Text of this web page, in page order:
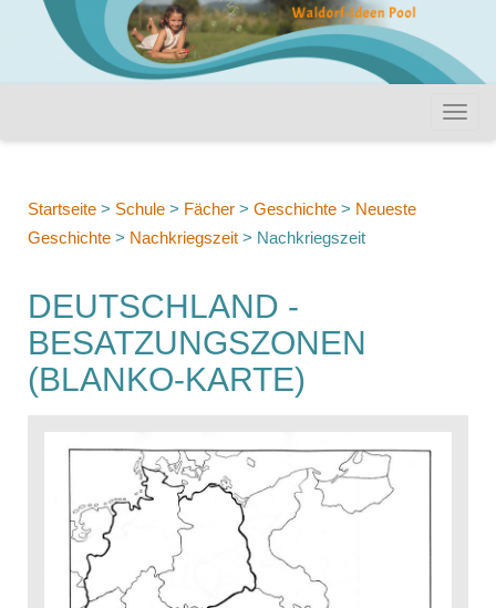
Startseite > Schule > Fächer > Geschichte > Neueste
Geschichte > Nachkriegszeit > Nachkriegszeit
DEUTSCHLAND -
BESATZUNGSZONEN
(BLANKO-KARTE)